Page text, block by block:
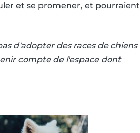
et se promener, et pourraient
d'adopter des races de chiens
compte de l'espace dont